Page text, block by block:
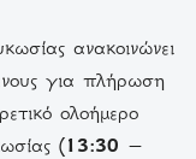
ανακοινώνει
για πλήρωση
ολοήμερο
(13:30 –